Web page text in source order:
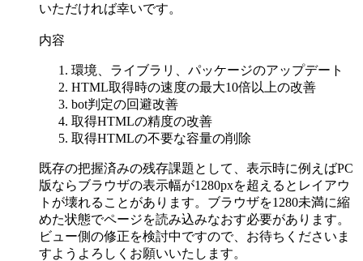
いただければ幸いです。
内容
環境、ライブラリ、パッケージのアップデート
HTML取得時の速度の最大10倍以上の改善
bot判定の回避改善
取得HTMLの精度の改善
取得HTMLの不要な容量の削除
既存の把握済みの残存課題として、表示時に例えばPC
版ならブラウザの表示幅が1280pxを超えるとレイアウ
トが壊れることがあります。ブラウザを1280未満に縮
めた状態でページを読み込みなおす必要があります。
ビュー側の修正を検討中ですので、お待ちくださいま
すようよろしくお願いいたします。